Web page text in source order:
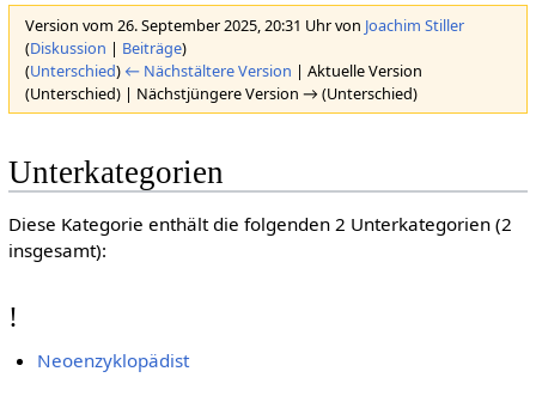
Version vom 26. September 2025, 20:31 Uhr von Joachim Stiller
(Diskussion | Beiträge)
(Unterschied) ← Nächstältere Version | Aktuelle Version
(Unterschied) | Nächstjüngere Version → (Unterschied)
Unterkategorien
Diese Kategorie enthält die folgenden 2 Unterkategorien (2
insgesamt):
!
Neoenzyklopädist